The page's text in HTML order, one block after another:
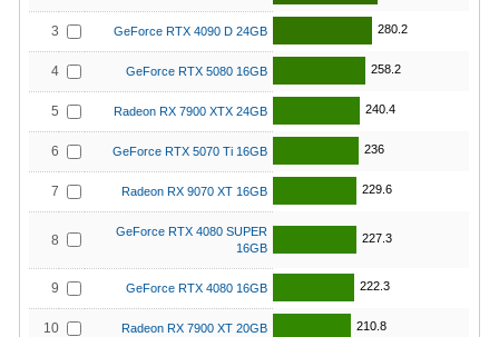
3 GeForce RTX 4090 D 24GB 280.2
4 GeForce RTX 5080 16GB 258.2
5 Radeon RX 7900 XTX 24GB 240.4
6 GeForce RTX 5070 Ti 16GB 236
7 Radeon RX 9070 XT 16GB 229.6
8
GeForce RTX 4080 SUPER
16GB
227.3
9 GeForce RTX 4080 16GB 222.3
10 Radeon RX 7900 XT 20GB 210.8